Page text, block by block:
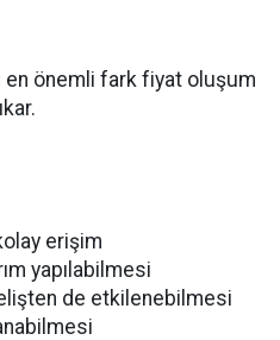
en önemli fark fiyat oluşum
erişim
yapılabilmesi
de etkilenebilmesi